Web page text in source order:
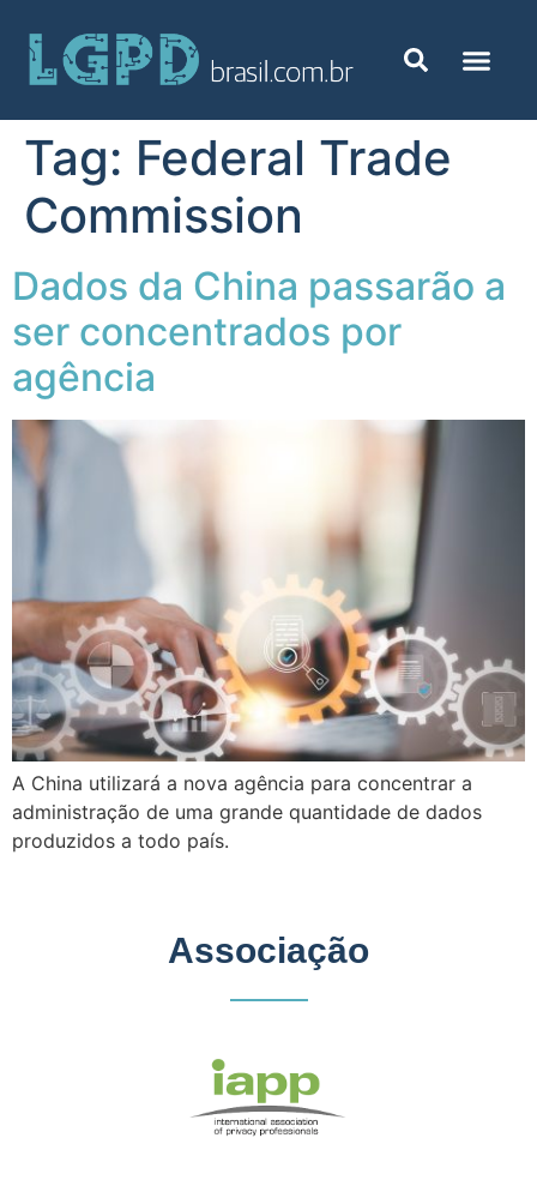
Tag: Federal Trade
Commission
Dados da China passarão a
ser concentrados por
agência
A China utilizará a nova agência para concentrar a
administração de uma grande quantidade de dados
produzidos a todo país.
Associação